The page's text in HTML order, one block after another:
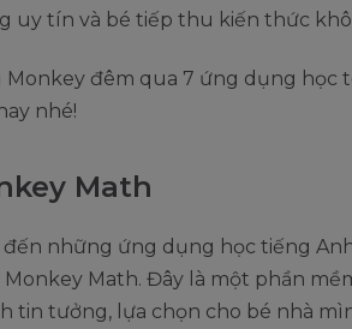
uy tín và bé tiếp thu kiến thức
Monkey đêm qua 7 ứng dụng học
nhé!
Math
đến những ứng dụng học tiếng
Math. Đây là một phần
tin tưởng, lựa chọn cho bé nhà